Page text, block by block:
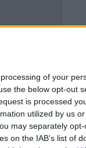
of your
the below opt-out
is processed
utilized by us
may separately
on the IAB’s list of